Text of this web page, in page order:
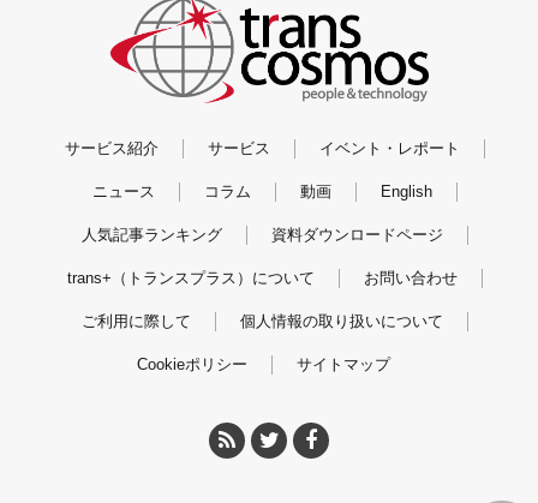
サービス紹介 サービス イベント・レポート
ニュース コラム 動画 English
人気記事ランキング 資料ダウンロードページ
trans+（トランスプラス）について お問い合わせ
ご利用に際して 個人情報の取り扱いについて
Cookieポリシー サイトマップ